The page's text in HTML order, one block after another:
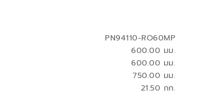
750.00 มม.
PN94110-RO60MP
21.50 กก.
600.00 มม.
600.00 มม.